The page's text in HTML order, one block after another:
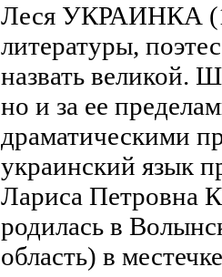
Леся УКРАИНКА
литературы,
назвать великой.
но и за ее
драматическими
украинский язык
Лариса Петровна
родилась в
область) в